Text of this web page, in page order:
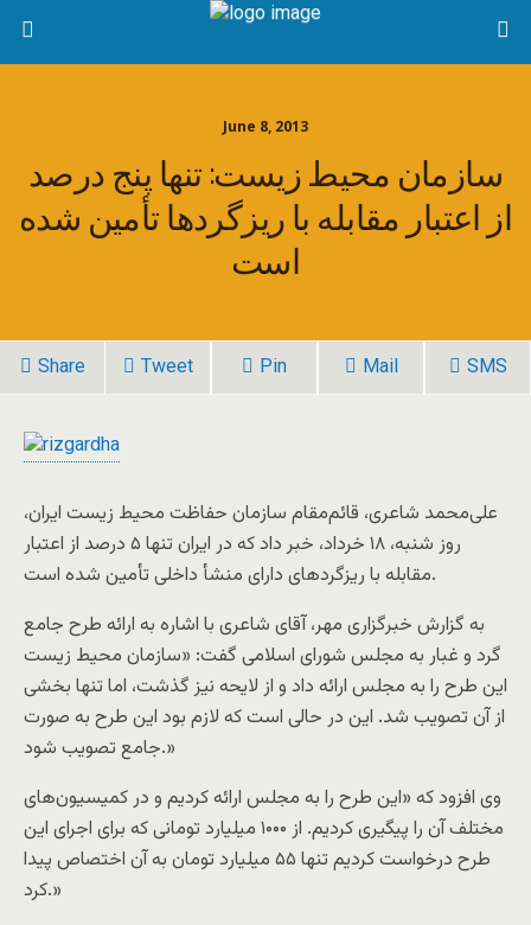
June 8, 2013
سازمان محیط زیست: تنها پنج درصد
از اعتبار مقابله با ریزگردها تأمین شده
است
Share Tweet Pin Mail SMS
علی‌محمد شاعری، قائم‌مقام سازمان حفاظت محیط زیست ایران،
روز شنبه، ۱۸ خرداد، خبر داد که در ایران تنها ۵ درصد از اعتبار
مقابله با ریزگردهای دارای منشأ داخلی تأمین شده‌ است.
به گزارش خبرگزاری مهر، آقای شاعری با اشاره به ارائه طرح جامع
گرد و غبار به مجلس شورای اسلامی گفت: «سازمان محیط زیست
این طرح را به مجلس ارائه داد و از لایحه نیز گذشت، اما تنها بخشی
از آن تصویب شد. این در حالی است که لازم بود این طرح به صورت
جامع تصویب شود.»
وی افزود که «این طرح را به مجلس ارائه کردیم و در کمیسیون‌های
مختلف آن را پیگیری کردیم. از ۱۰۰۰ میلیارد تومانی که برای اجرای این
طرح درخواست کردیم تنها ۵۵ میلیارد تومان به آن اختصاص پیدا
کرد.»